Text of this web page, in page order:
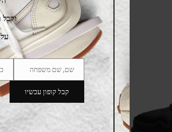
SALE
וקבל
Name
שם, שם משפחה
קבל קופון עכשיו